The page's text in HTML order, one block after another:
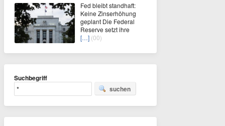
Fed bleibt standhaft:
Keine Zinserhöhung
geplant Die Federal
Reserve setzt ihre
[…] (00)
Suchbegriff
suchen